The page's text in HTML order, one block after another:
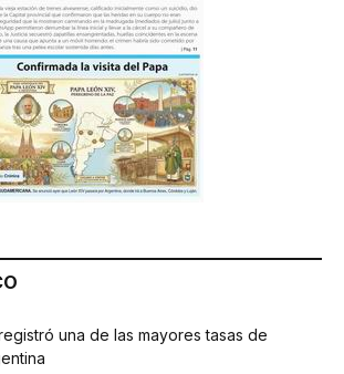
una de las mayores tasas de